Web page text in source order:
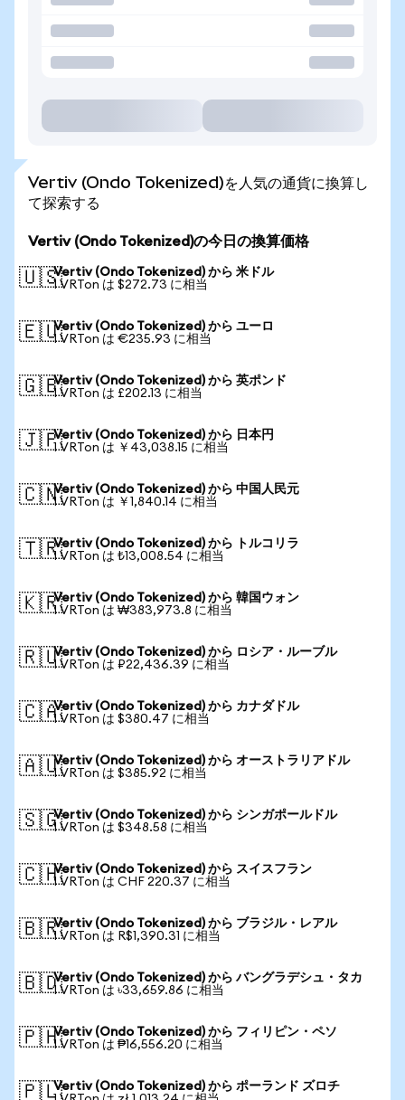
Vertiv (Ondo Tokenized)を人気の通貨に換算し
て探索する
Vertiv (Ondo Tokenized)の今日の換算価格
🇺🇸Vertiv (Ondo Tokenized) から 米ドル
1 VRTon は $272.73 に相当
🇪🇺Vertiv (Ondo Tokenized) から ユーロ
1 VRTon は €235.93 に相当
🇬🇧Vertiv (Ondo Tokenized) から 英ポンド
1 VRTon は £202.13 に相当
🇯🇵Vertiv (Ondo Tokenized) から 日本円
1 VRTon は ￥43,038.15 に相当
🇨🇳Vertiv (Ondo Tokenized) から 中国人民元
1 VRTon は ￥1,840.14 に相当
🇹🇷Vertiv (Ondo Tokenized) から トルコリラ
1 VRTon は ₺13,008.54 に相当
🇰🇷Vertiv (Ondo Tokenized) から 韓国ウォン
1 VRTon は ₩383,973.8 に相当
🇷🇺Vertiv (Ondo Tokenized) から ロシア・ルーブル
1 VRTon は ₽22,436.39 に相当
🇨🇦Vertiv (Ondo Tokenized) から カナダドル
1 VRTon は $380.47 に相当
🇦🇺Vertiv (Ondo Tokenized) から オーストラリアドル
1 VRTon は $385.92 に相当
🇸🇬Vertiv (Ondo Tokenized) から シンガポールドル
1 VRTon は $348.58 に相当
🇨🇭Vertiv (Ondo Tokenized) から スイスフラン
1 VRTon は CHF 220.37 に相当
🇧🇷Vertiv (Ondo Tokenized) から ブラジル・レアル
1 VRTon は R$1,390.31 に相当
🇧🇩Vertiv (Ondo Tokenized) から バングラデシュ・タカ
1 VRTon は ৳33,659.86 に相当
🇵🇭Vertiv (Ondo Tokenized) から フィリピン・ペソ
1 VRTon は ₱16,556.20 に相当
🇵🇱Vertiv (Ondo Tokenized) から ポーランド ズロチ